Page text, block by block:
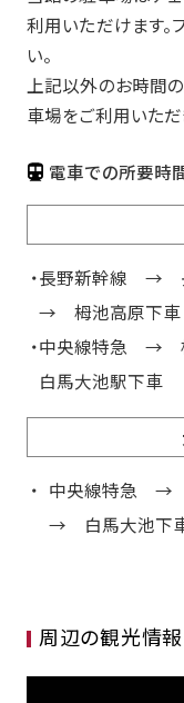
利用いただけます。
い。
上記以外のお時間
車場をご利用いただ
電車での所要時
長野新幹線 →
→ 栂池高原下車
中央線特急 →
白馬大池駅下車
中央線特急 →
→ 白馬大池下
周辺の観光情報